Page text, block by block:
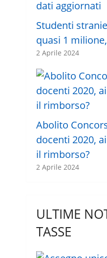
Studenti
quasi 1
2 Aprile 2024
Abolito
docenti 2020,
il rimborso?
2 Aprile 2024
ULTIME
TASSE